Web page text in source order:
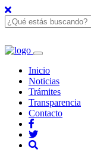
Inicio
Noticias
Trámites
Transparencia
Contacto